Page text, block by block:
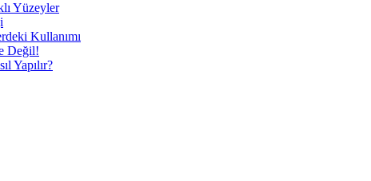
Yüzeyler
Kullanımı
Değil!
Yapılır?